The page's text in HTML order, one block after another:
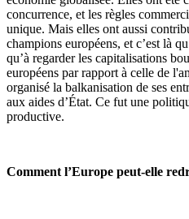
concurrence, et les règles
unique. Mais elles ont aussi
champions européens, et c’est là
qu’à regarder les capitalisations
européens par rapport à celle de
organisé la balkanisation de ses
aux aides d’État. Ce fut une
productive.
Comment l’Europe peut-elle